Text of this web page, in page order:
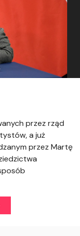
przez rząd
a już
przez Martę